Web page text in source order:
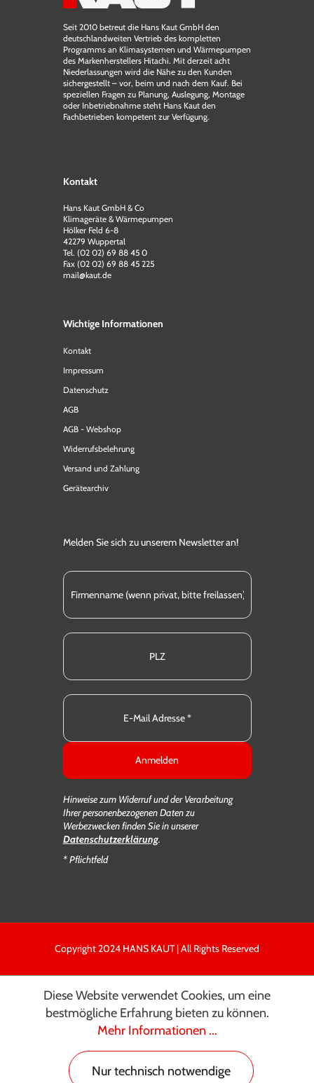
Seit 2010 betreut die Hans Kaut GmbH den
deutschlandweiten Vertrieb des kompletten
Programms an Klimasystemen und Wärmepumpen
des Markenherstellers Hitachi. Mit derzeit acht
Niederlassungen wird die Nähe zu den Kunden
sichergestellt – vor, beim und nach dem Kauf. Bei
speziellen Fragen zu Planung, Auslegung, Montage
oder Inbetriebnahme steht Hans Kaut den
Fachbetrieben kompetent zur Verfügung.
Kontakt
Hans Kaut GmbH & Co
Klimageräte & Wärmepumpen
Hölker Feld 6-8
42279 Wuppertal
Tel. (02 02) 69 88 45 0
Fax (02 02) 69 88 45 225
mail@kaut.de
Wichtige Informationen
Kontakt
Impressum
Datenschutz
AGB
AGB - Webshop
Widerrufsbelehrung
Versand und Zahlung
Gerätearchiv
Melden Sie sich zu unserem Newsletter an!
Anmelden
Hinweise zum Widerruf und der Verarbeitung
Ihrer personenbezogenen Daten zu
Werbezwecken finden Sie in unserer
Datenschutzerklärung.
* Pflichtfeld
Copyright 2024 HANS KAUT | All Rights Reserved
Diese Website verwendet Cookies, um eine
bestmögliche Erfahrung bieten zu können.
Mehr Informationen ...
Nur technisch notwendige